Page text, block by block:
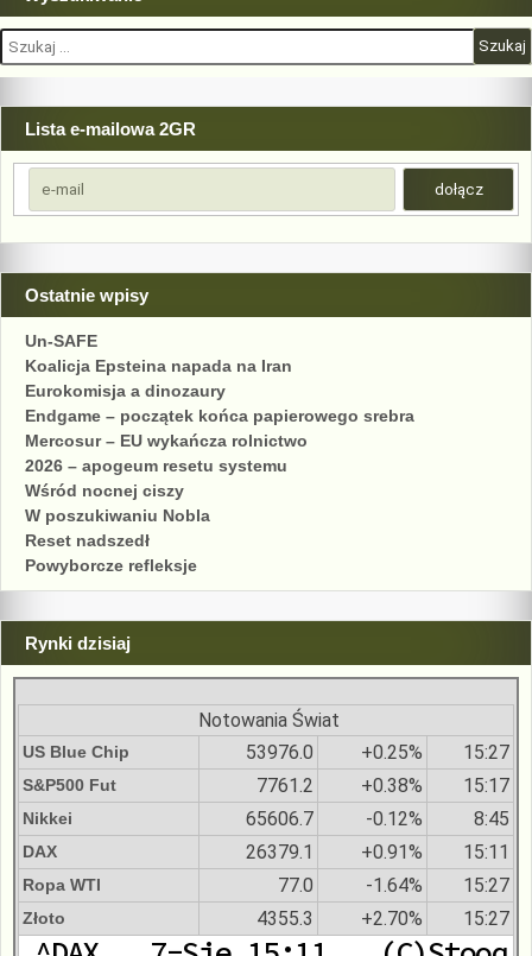
Szukaj:
Lista e-mailowa 2GR
Ostatnie wpisy
Un-SAFE
Koalicja Epsteina napada na Iran
Eurokomisja a dinozaury
Endgame – początek końca papierowego srebra
Mercosur – EU wykańcza rolnictwo
2026 – apogeum resetu systemu
Wśród nocnej ciszy
W poszukiwaniu Nobla
Reset nadszedł
Powyborcze refleksje
Rynki dzisiaj
Notowania Świat
US Blue Chip 53976.0 +0.25% 15:27
S&P500 Fut 7761.2 +0.38% 15:17
Nikkei 65606.7 -0.12% 8:45
DAX 26379.1 +0.91% 15:11
Ropa WTI 77.0 -1.64% 15:27
Złoto 4355.3 +2.70% 15:27